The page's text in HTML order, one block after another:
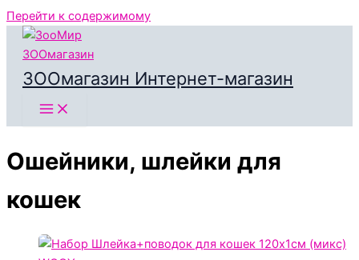
Перейти к содержимому
ЗООмагазин Интернет-магазин
Ошейники, шлейки для
кошек